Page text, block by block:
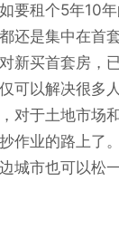
要租个5年10
还是集中在首
新买首套房，
可以解决很多
对于土地市场
作业的路上了
城市也可以松